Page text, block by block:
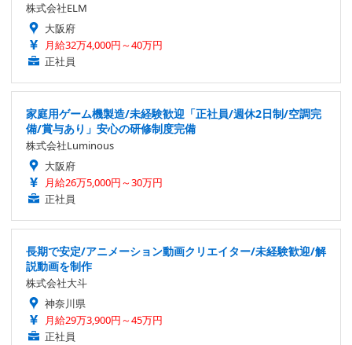
株式会社ELM
大阪府
月給32万4,000円～40万円
正社員
家庭用ゲーム機製造/未経験歓迎「正社員/週休2日制/空調完
備/賞与あり」安心の研修制度完備
株式会社Luminous
大阪府
月給26万5,000円～30万円
正社員
長期で安定/アニメーション動画クリエイター/未経験歓迎/解
説動画を制作
株式会社大斗
神奈川県
月給29万3,900円～45万円
正社員